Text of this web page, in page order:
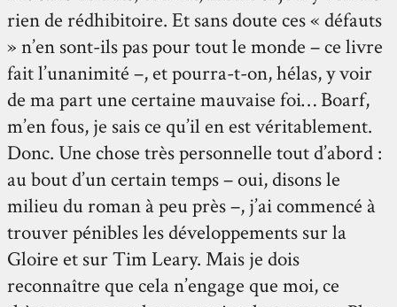
rien de rédhibitoire. Et sans doute ces « défauts
» n’en sont-ils pas pour tout le monde – ce livre
fait l’unanimité –, et pourra-t-on, hélas, y voir
de ma part une certaine mauvaise foi… Boarf,
m’en fous, je sais ce qu’il en est véritablement.
Donc. Une chose très personnelle tout d’abord :
au bout d’un certain temps – oui, disons le
milieu du roman à peu près –, j’ai commencé à
trouver pénibles les développements sur la
Gloire et sur Tim Leary. Mais je dois
reconnaître que cela n’engage que moi, ce